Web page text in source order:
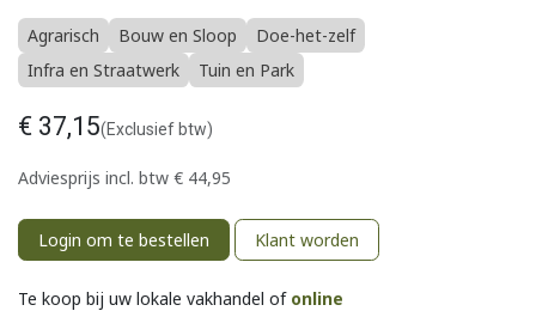
Agrarisch Bouw en Sloop
Doe-het-zelf
Infra en Straatwerk
Tuin en Park
€ 37,15(Exclusief btw)
Adviesprijs incl. btw € 44,95
Login om te bestellen Klant worden
Te koop bij uw lokale vakhandel of online